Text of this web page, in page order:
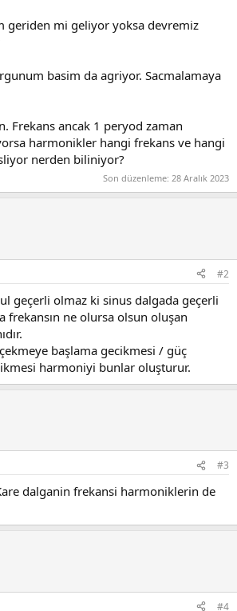
geriden mi geliyor yoksa devremiz
basim da agriyor. Sacmalamaya
Frekans ancak 1 peryod zaman
harmonikler hangi frekans ve hangi
nerden biliniyor?
Son düzenleme: 28 Aralık 2023
#2
geçerli olmaz ki sinus dalgada geçerli
frekansın ne olursa olsun oluşan
başlama gecikmesi / güç
harmoniyi bunlar oluşturur.
#3
dalganin frekansi harmoniklerin de
#4